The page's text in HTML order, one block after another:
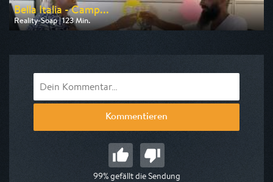
Bella Italia - Camp...
Reality-Soap | 123 Min.
Ausgestrahlt von RTLZWEI
Kommentieren
99% gefällt die Sendung